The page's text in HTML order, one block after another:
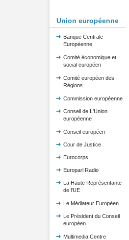
Union européenne
Banque Centrale
Européenne
Comité économique et
social européen
Comité européen des
Régions
Commission européenne
Conseil de L'Union
européenne
Conseil européen
Cour de Justice
Eurocorps
Europarl Radio
La Haute Représentante
de l'UE
Le Médiateur Européen
Le Président du Conseil
européen
Multimedia Centre